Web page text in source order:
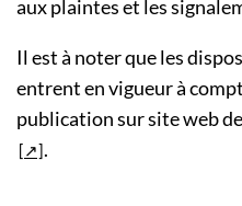
aux plaintes et les
Il est à noter que les
entrent en vigueur à
publication sur site web de
.